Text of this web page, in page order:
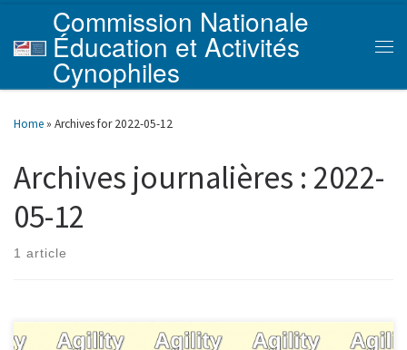
Skip to content
Commission Nationale
Éducation et Activités
Cynophiles
Home » Archives for 2022-05-12
Archives journalières : 2022-
05-12
1 article